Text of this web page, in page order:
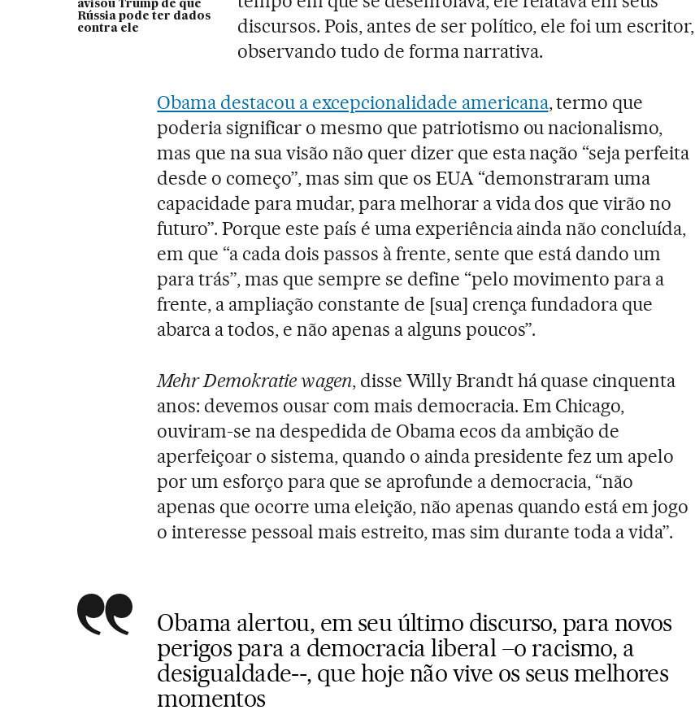
avisou Trump de que
Rússia pode ter dados
contra ele
discursos. Pois, antes de ser político, ele foi um escritor,
observando tudo de forma narrativa.
Obama destacou a excepcionalidade americana, termo que
poderia significar o mesmo que patriotismo ou nacionalismo,
mas que na sua visão não quer dizer que esta nação “seja perfeita
desde o começo”, mas sim que os EUA “demonstraram uma
capacidade para mudar, para melhorar a vida dos que virão no
futuro”. Porque este país é uma experiência ainda não concluída,
em que “a cada dois passos à frente, sente que está dando um
para trás”, mas que sempre se define “pelo movimento para a
frente, a ampliação constante de [sua] crença fundadora que
abarca a todos, e não apenas a alguns poucos”.
Mehr Demokratie wagen, disse Willy Brandt há quase cinquenta
anos: devemos ousar com mais democracia. Em Chicago,
ouviram-se na despedida de Obama ecos da ambição de
aperfeiçoar o sistema, quando o ainda presidente fez um apelo
por um esforço para que se aprofunde a democracia, “não
apenas que ocorre uma eleição, não apenas quando está em jogo
o interesse pessoal mais estreito, mas sim durante toda a vida”.
Obama alertou, em seu último discurso, para novos
perigos para a democracia liberal –o racismo, a
desigualdade--, que hoje não vive os seus melhores
momentos